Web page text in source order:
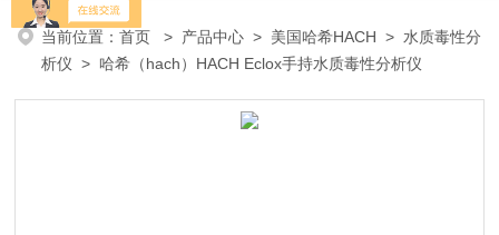
当前位置：首页 > 产品中心 > 美国哈希HACH > 水质毒性分
析仪 > 哈希（hach）HACH Eclox手持水质毒性分析仪